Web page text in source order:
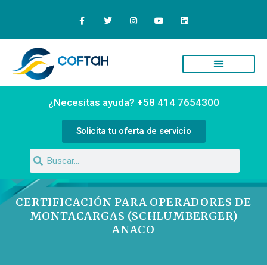
¿Necesitas ayuda? +58 414 7654300
Solicita tu oferta de servicio
CERTIFICACIÓN PARA OPERADORES DE
MONTACARGAS (SCHLUMBERGER)
ANACO